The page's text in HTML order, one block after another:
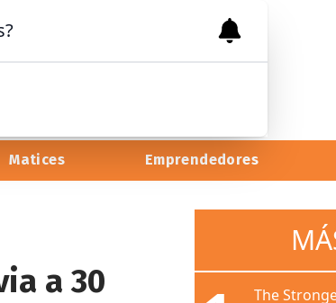
Matices Emprendedores
a 30
The